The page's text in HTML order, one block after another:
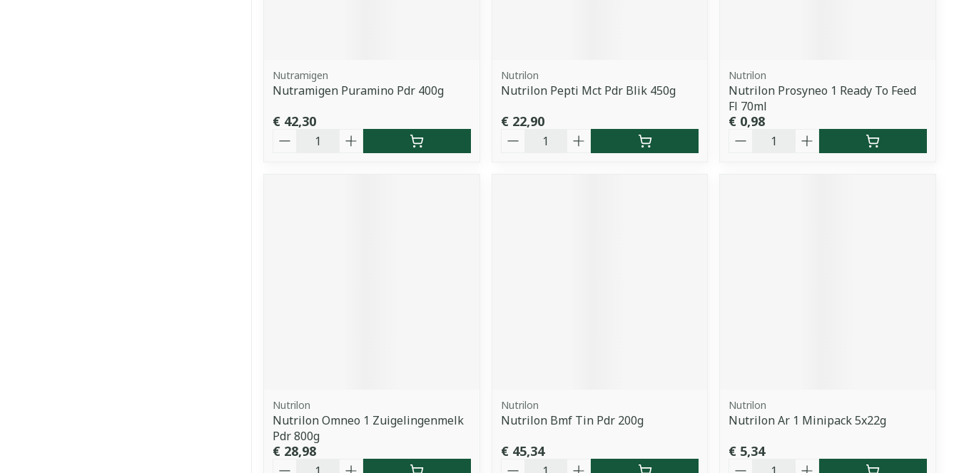
Nutramigen
Nutramigen Puramino Pdr 400g
€ 42,30
Nutrilon
Nutrilon Pepti Mct Pdr Blik 450g
€ 22,90
Nutrilon
Nutrilon Prosyneo 1 Ready To Feed
Fl 70ml
€ 0,98
Nutrilon
Nutrilon Omneo 1 Zuigelingenmelk
Pdr 800g
€ 28,98
Nutrilon
Nutrilon Bmf Tin Pdr 200g
€ 45,34
Nutrilon
Nutrilon Ar 1 Minipack 5x22g
€ 5,34